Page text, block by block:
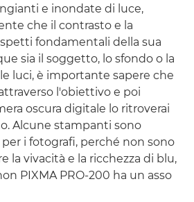
e inondate di luce,
che il contrasto e la
fondamentali della sua
sia il soggetto, lo sfondo o la
luci, è importante sapere che
l'obiettivo e poi
oscura digitale lo ritroverai
Alcune stampanti sono
i fotografi, perché non sono
la vivacità e la ricchezza di blu,
PIXMA PRO-200 ha un asso